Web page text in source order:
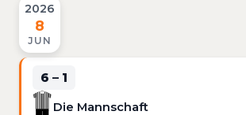
2026
8
JUN
6 – 1
Die Mannschaft